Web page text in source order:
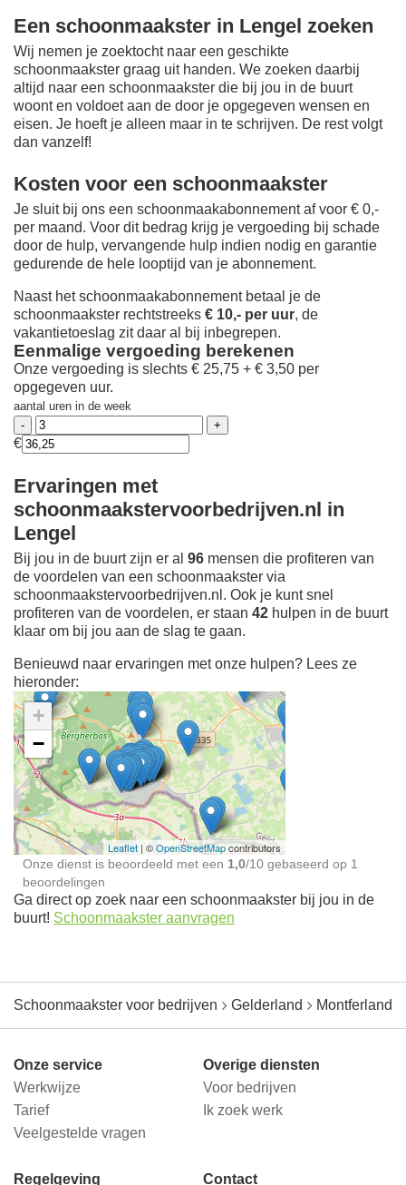
Een schoonmaakster in Lengel zoeken
Wij nemen je zoektocht naar een geschikte
schoonmaakster graag uit handen. We zoeken daarbij
altijd naar een schoonmaakster die bij jou in de buurt
woont en voldoet aan de door je opgegeven wensen en
eisen. Je hoeft je alleen maar in te schrijven. De rest volgt
dan vanzelf!
Kosten voor een schoonmaakster
Je sluit bij ons een schoonmaakabonnement af voor € 0,-
per maand. Voor dit bedrag krijg je vergoeding bij schade
door de hulp, vervangende hulp indien nodig en garantie
gedurende de hele looptijd van je abonnement.
Naast het schoonmaakabonnement betaal je de
schoonmaakster rechtstreeks € 10,- per uur, de
vakantietoeslag zit daar al bij inbegrepen.
Eenmalige vergoeding berekenen
Onze vergoeding is slechts € 25,75 + € 3,50 per
opgegeven uur.
aantal uren in de week
€
Ervaringen met
schoonmaakstervoorbedrijven.nl in
Lengel
Bij jou in de buurt zijn er al 96 mensen die profiteren van
de voordelen van een schoonmaakster via
schoonmaakstervoorbedrijven.nl. Ook je kunt snel
profiteren van de voordelen, er staan 42 hulpen in de buurt
klaar om bij jou aan de slag te gaan.
Benieuwd naar ervaringen met onze hulpen? Lees ze
hieronder:
Ontdek meer ervaringen
Schoonmaakster bij
jou in de buurt
+
−
Leaflet | ©OpenStreetMapcontributors
Onze dienst is beoordeeld met een 1,0/10 gebaseerd op 1
beoordelingen
Ga direct op zoek naar een schoonmaakster bij jou in de
buurt! Schoonmaakster aanvragen
Schoonmaakster voor bedrijven Gelderland Montferland
Onze service
Werkwijze
Tarief
Veelgestelde vragen
Overige diensten
Voor bedrijven
Ik zoek werk
Regelgeving Contact